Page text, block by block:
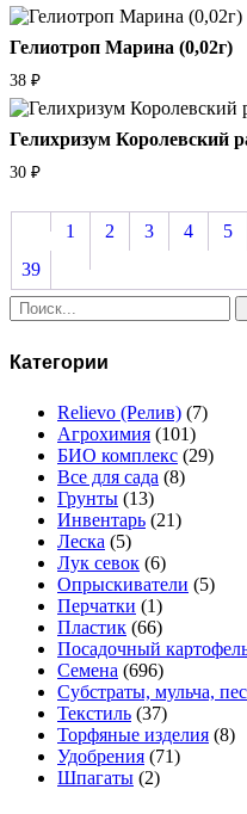
Гелиотроп Марина (0,02г)
38 ₽
Гелихризум Королевский
30 ₽
1 2 3 4 5
39
Поиск:
Категории
Relievo (Релив) (7)
Агрохимия (101)
БИО комплекс (29)
Все для сада (8)
Грунты (13)
Инвентарь (21)
Леска (5)
Лук севок (6)
Опрыскиватели (5)
Перчатки (1)
Пластик (66)
Посадочный
Семена (696)
Субстраты, мульча,
Текстиль (37)
Торфяные изделия (8)
Удобрения (71)
Шпагаты (2)